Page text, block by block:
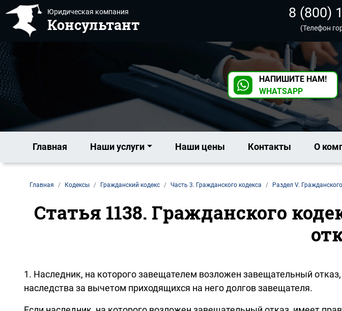
Юридическая компания
Консультант
8 (800)
(Телефон
НАПИШИТЕ НАМ!
WHATSAPP
Главная Наши услуги Наши цены Контакты О
Главная Кодексы Гражданский кодекс Часть 3. Гражданского кодекса Раздел V.
Статья 1138. Гражданского
1. Наследник, на которого завещателем возложен завещательный
наследства за вычетом приходящихся на него долгов завещателя.